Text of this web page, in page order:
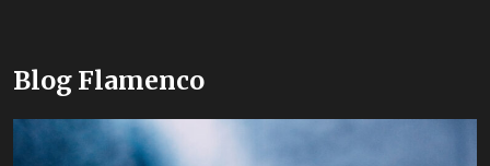
Blog Flamenco